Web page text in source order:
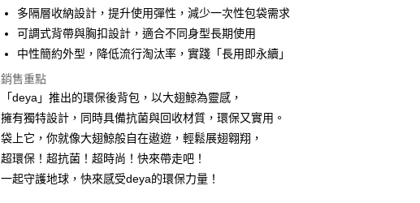
國泰世華商業銀行
兆豐國際商業銀行
臺灣中小企業銀行
台中商業銀行
匯豐（台灣）商業銀行
華泰商業銀行
聯邦商業銀行
玉山商業銀行
星展（台灣）商業銀行
台新國際商業銀行
中國信託商業銀行
台灣樂天信用卡公司
Apple Pay
悠遊付
全盈+PAY
AFTEE先享後付
相關說明
多隔層收納設計，提升使用彈性，減少一次性包袋需求
可調式背帶與胸扣設計，適合不同身型長期使用
中性簡約外型，降低流行淘汰率，實踐「長用即永續」
銷售重點
「deya」推出的環保後背包，以大翅鯨為靈感，
擁有獨特設計，同時具備抗菌與回收材質，環保又實用。
袋上它，你就像大翅鯨般自在遨遊，輕鬆展翅翱翔，
超環保！超抗菌！超時尚！快來帶走吧！
一起守護地球，快來感受deya的環保力量！